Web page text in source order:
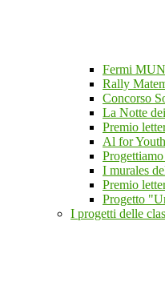
Fermi
Rally
Concorso
La Notte
Premio
Al for Youth
I murales
Premio
Progetto
I progetti delle